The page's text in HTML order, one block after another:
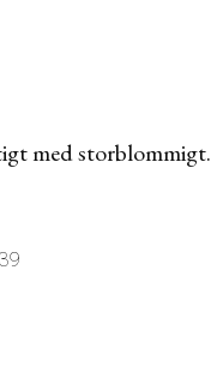
med storblommigt.